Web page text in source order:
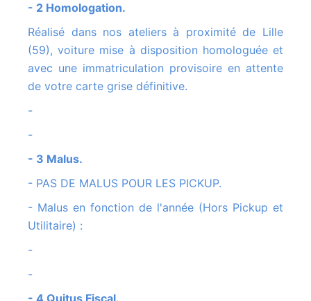
- 2 Homologation.
Réalisé dans nos ateliers à proximité de Lille
(59), voiture mise à disposition homologuée et
avec une immatriculation provisoire en attente
de votre carte grise définitive.
-
-
- 3 Malus.
- PAS DE MALUS POUR LES PICKUP.
- Malus en fonction de l'année (Hors Pickup et
Utilitaire) :
-
-